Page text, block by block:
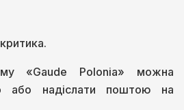
«Gaude Polonia» можна
або надіслати поштою на